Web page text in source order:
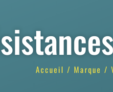
Accueil / Marque /